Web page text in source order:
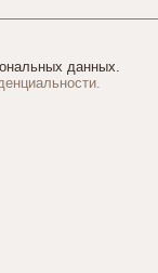
данных.